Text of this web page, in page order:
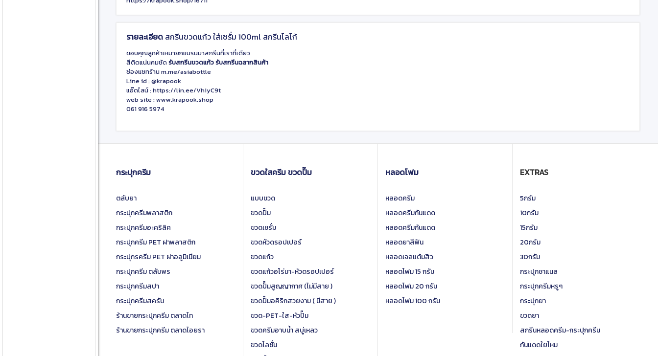
รายละเอียด สกรีนขวดแก้ว ใส่เซรั่ม 100ml สกรีนโลโก้
ขอบคุณลูกค้าเหมายกแบรนมาสกรีนที่เราที่เดียว
สีติดแน่นคมชัดรับสกรีนขวดแก้วรับสกรีนฉลากสินค้า
ช่องแชทร้าน m.me/asiabottle
Line id : @krapook
แอ๊ดไลน์ : https://lin.ee/VhiyC9t
web site : www.krapook.shop
061 916 5974
กระปุกครีม
ตลับยา
กระปุกครีมพลาสติก
กระปุกครีมอะคริลิค
กระปุกครีม PET ฝาพลาสติก
กระปุกรครีม PET ฝาอลูมิเนียม
กระปุกครีม ตลับพร
กระปุกครีมสปา
กระปุกครีมสครับ
ร้านขายกระปุกครีม ตลาดไท
ร้านขายกระปุกครีม ตลาดไอยรา
ขวดใสครีม ขวดปั๊ม
แบบขวด
ขวดปั๊ม
ขวดเซรั่ม
ขวดหัวดรอปเปอร์
ขวดแก้ว
ขวดแก้วอโร่มา-หัวดรอปเปอร์
ขวดปั๊มสูญญากาศ (ไม่มีสาย )
ขวดปั๊มอคิริกสวยงาม ( มีสาย )
ขวด-PET-ใส-หัวปั๊ม
ขวดครีมอาบน้ำ สบู่เหลว
ขวดโลชั่น
หลอดโฟม
หลอดครีม
หลอดครีมกันแดด
หลอดครีมกันแดด
หลอดยาสีฟัน
หลอดเจลแต้มสิว
หลอดโฟม 15 กรัม
หลอดโฟม 20 กรัม
หลอดโฟม 100 กรัม
EXTRAS
5กรัม
10กรัม
15กรัม
20กรัม
30กรัม
กระปุกชาแนล
กระปุกครีมหรูๆ
กระปุกยา
ขวดยา
สกรีนหลอดครีม-กระปุกครีม
กันแดดใยไหม